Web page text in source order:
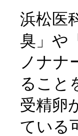
浜松医
臭」や
ノナナ
ること
受精卵
ている